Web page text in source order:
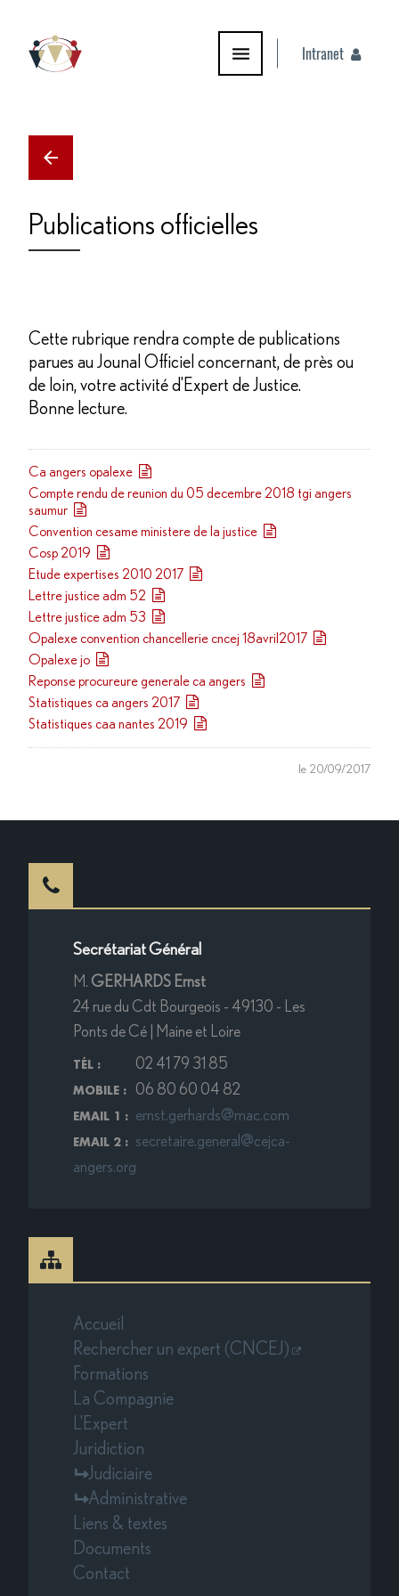
Intranet
Publications officielles
Cette rubrique rendra compte de publications
parues au Jounal Officiel concernant, de près ou
de loin, votre activité d'Expert de Justice.
Bonne lecture.
Ca angers opalexe
Compte rendu de reunion du 05 decembre 2018 tgi angers
saumur
Convention cesame ministere de la justice
Cosp 2019
Etude expertises 2010 2017
Lettre justice adm 52
Lettre justice adm 53
Opalexe convention chancellerie cncej 18avril2017
Opalexe jo
Reponse procureure generale ca angers
Statistiques ca angers 2017
Statistiques caa nantes 2019
le 20/09/2017
Secrétariat Général
M. GERHARDS Ernst
24 rue du Cdt Bourgeois - 49130 - Les
Ponts de Cé | Maine et Loire
TÉL : 02 41 79 31 85
MOBILE : 06 80 60 04 82
EMAIL 1 : ernst.gerhards@mac.com
EMAIL 2 :
secretaire.general@cejca-
angers.org
Accueil
Rechercher un expert (CNCEJ)
Formations
La Compagnie
L'Expert
Juridiction
Judiciaire
Administrative
Liens & textes
Documents
Contact
PYRAMIDE PRODUCTIONS